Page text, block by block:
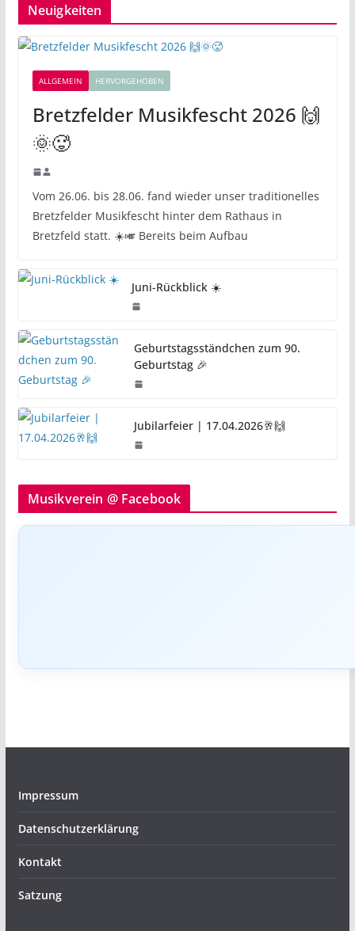
Neuigkeiten
ALLGEMEIN HERVORGEHOBEN
Bretzfelder Musikfescht 2026 🙌
🌞🥵
Vom 26.06. bis 28.06. fand wieder unser traditionelles
Bretzfelder Musikfescht hinter dem Rathaus in
Bretzfeld statt. ☀️🎺 Bereits beim Aufbau
Juni-Rückblick ☀️
Geburtstagsständchen zum 90.
Geburtstag 🎉
Jubilarfeier | 17.04.2026🥂🙌
Musikverein @ Facebook
Impressum
Datenschutzerklärung
Kontakt
Satzung